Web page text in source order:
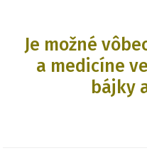
Je možné
a medicíne
bájky